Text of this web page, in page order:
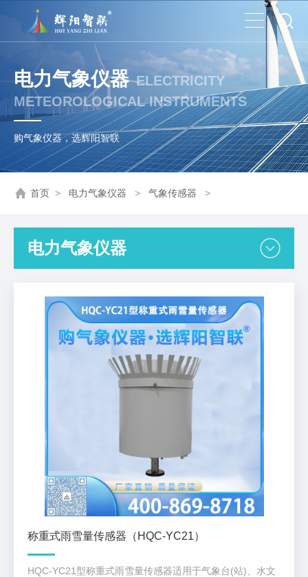
电力气象仪器 ELECTRICITY
METEOROLOGICAL INSTRUMENTS
购气象仪器，选辉阳智联
首页 > 电力气象仪器 > 气象传感器 >
电力气象仪器
称重式雨雪量传感器（HQC-YC21）
HQC-YC21型称重式雨雪量传感器适用于气象台(站)、水文